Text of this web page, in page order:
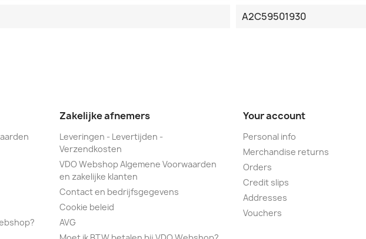
A2C59501930
Zakelijke afnemers
Leveringen - Levertijden -
Verzendkosten
VDO Webshop Algemene Voorwaarden
en zakelijke klanten
Contact en bedrijfsgegevens
Cookie beleid
AVG
Your account
Personal info
Merchandise returns
Orders
Credit slips
Addresses
Vouchers